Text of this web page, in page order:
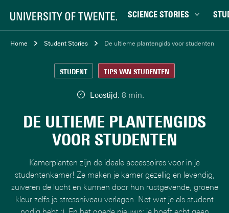
SCIENCE STORIES
Chiptechnologie
Gedrag & samenleving
Gezondheid
Natuurkunde & materialen
Robotica
Home Student Stories De ultieme plantengids voor studenten
Leestijd: 8 min.
STUDENT TIPS VAN STUDENTEN
DE ULTIEME PLANTENGIDS
VOOR STUDENTEN
Kamerplanten zijn de ideale accessoires voor in je
studentenkamer! Ze maken je kamer gezellig en levendig,
zuiveren de lucht en kunnen door hun rustgevende, groene
kleur zelfs je stressniveau verlagen. Net wat je als student